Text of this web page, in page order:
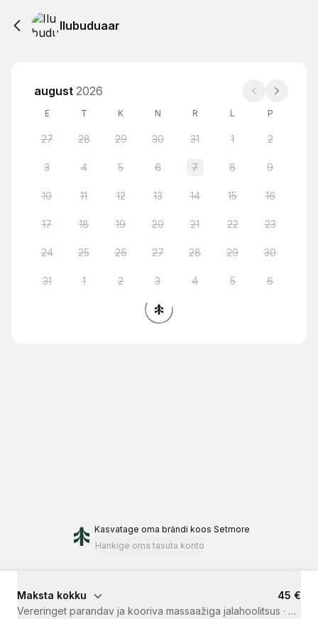
Ilubuduaar
august 2026
E T K N R L P
27 28 29 30 31 1 2
3 4 5 6 7 8 9
10 11 12 13 14 15 16
17 18 19 20 21 22 23
24 25 26 27 28 29 30
31 1 2 3 4 5 6
Kasvatage oma brändi koos Setmore
Hankige oma tasuta konto
Maksta kokku
45 €
Vereringet parandav ja kooriva massaažiga jalahoolitsus · 30 min